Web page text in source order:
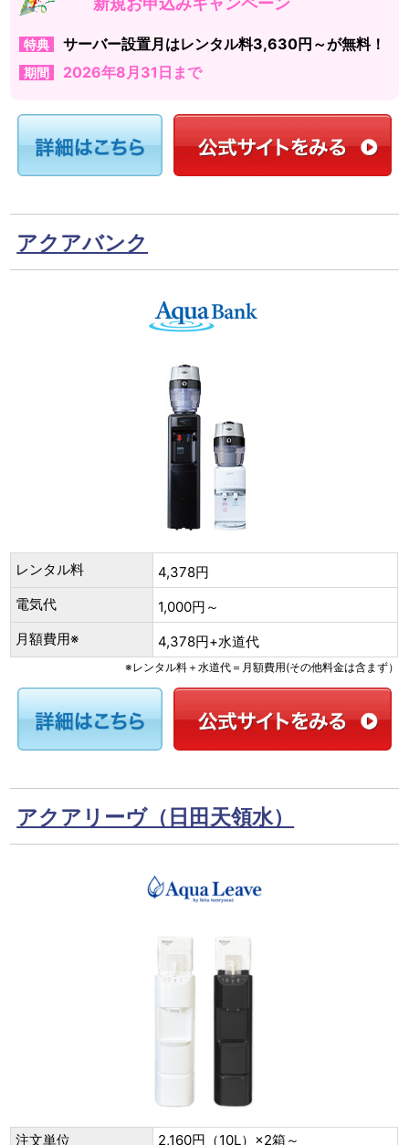
特典 サーバー設置月はレンタル料3,630円～が無料！
期間 2026年8月31日まで
アクアバンク
レンタル料
4,378円
電気代
1,000円～
月額費用※
4,378円+水道代
※レンタル料＋水道代＝月額費用(その他料金は含まず）
アクアリーヴ（日田天領水）
注文単位 2,160円（10L）×2箱～